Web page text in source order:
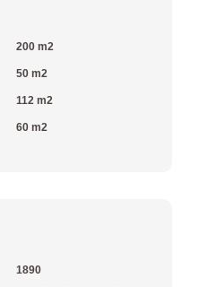
200 m2
50 m2
112 m2
60 m2
1890